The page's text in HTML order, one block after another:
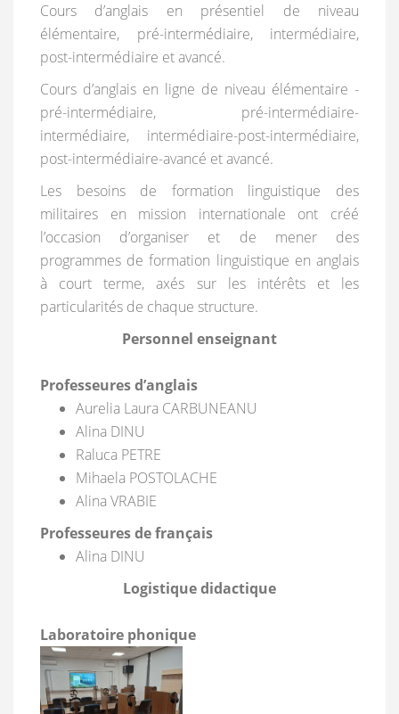
Cours d’anglais en présentiel de niveau
élémentaire, pré-intermédiaire, intermédiaire,
post-intermédiaire et avancé.
Cours d’anglais en ligne de niveau élémentaire -
pré-intermédiaire, pré-intermédiaire-
intermédiaire, intermédiaire-post-intermédiaire,
post-intermédiaire-avancé et avancé.
Les besoins de formation linguistique des
militaires en mission internationale ont créé
l’occasion d’organiser et de mener des
programmes de formation linguistique en anglais
à court terme, axés sur les intérêts et les
particularités de chaque structure.
Personnel enseignant
Professeures d’anglais
Aurelia Laura CARBUNEANU
Alina DINU
Raluca PETRE
Mihaela POSTOLACHE
Alina VRABIE
Professeures de français
Alina DINU
Logistique didactique
Laboratoire phonique